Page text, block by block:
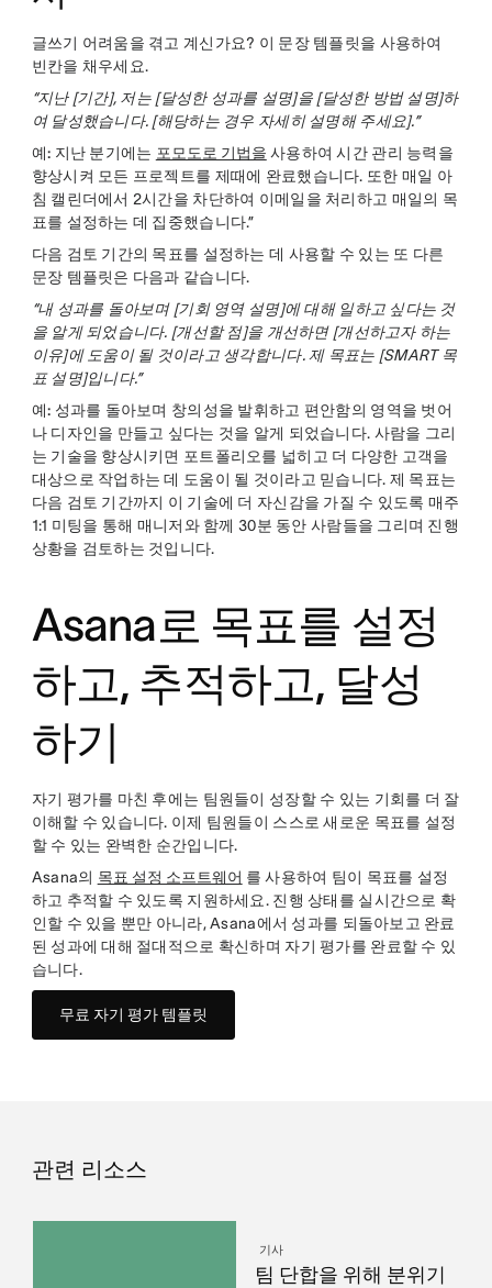
글쓰기 어려움을 겪고 계신가요? 이 문장 템플릿을 사용하여
빈칸을 채우세요.
“지난 [기간], 저는 [달성한 성과를 설명]을 [달성한 방법 설명]하
여 달성했습니다. [해당하는 경우 자세히 설명해 주세요].”
예: 지난 분기에는 포모도로 기법을 사용하여 시간 관리 능력을
향상시켜 모든 프로젝트를 제때에 완료했습니다. 또한 매일 아
침 캘린더에서 2시간을 차단하여 이메일을 처리하고 매일의 목
표를 설정하는 데 집중했습니다.”
다음 검토 기간의 목표를 설정하는 데 사용할 수 있는 또 다른
문장 템플릿은 다음과 같습니다.
“내 성과를 돌아보며 [기회 영역 설명]에 대해 일하고 싶다는 것
을 알게 되었습니다. [개선할 점]을 개선하면 [개선하고자 하는
이유]에 도움이 될 것이라고 생각합니다. 제 목표는 [SMART 목
표 설명]입니다.”
예: 성과를 돌아보며 창의성을 발휘하고 편안함의 영역을 벗어
나 디자인을 만들고 싶다는 것을 알게 되었습니다. 사람을 그리
는 기술을 향상시키면 포트폴리오를 넓히고 더 다양한 고객을
대상으로 작업하는 데 도움이 될 것이라고 믿습니다. 제 목표는
다음 검토 기간까지 이 기술에 더 자신감을 가질 수 있도록 매주
1:1 미팅을 통해 매니저와 함께 30분 동안 사람들을 그리며 진행
상황을 검토하는 것입니다.
Asana로 목표를 설정
하고, 추적하고, 달성
하기
자기 평가를 마친 후에는 팀원들이 성장할 수 있는 기회를 더 잘
이해할 수 있습니다. 이제 팀원들이 스스로 새로운 목표를 설정
할 수 있는 완벽한 순간입니다.
Asana의 목표 설정 소프트웨어 를 사용하여 팀이 목표를 설정
하고 추적할 수 있도록 지원하세요. 진행 상태를 실시간으로 확
인할 수 있을 뿐만 아니라, Asana에서 성과를 되돌아보고 완료
된 성과에 대해 절대적으로 확신하며 자기 평가를 완료할 수 있
습니다.
무료 자기 평가 템플릿
관련 리소스
기사
팀 단합을 위해 분위기